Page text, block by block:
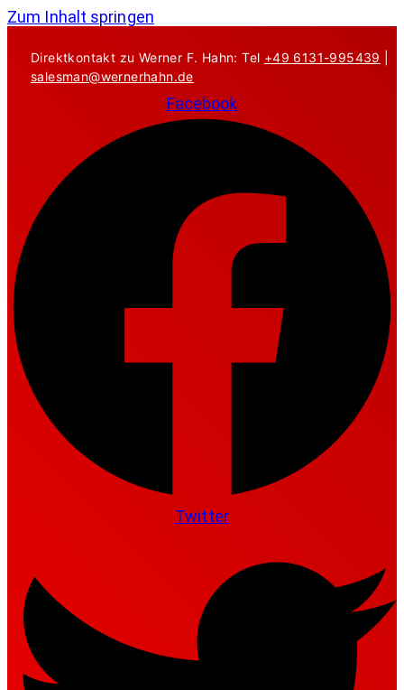
Zum Inhalt springen
Direktkontakt zu Werner F. Hahn: Tel +49 6131-995439
salesman@wernerhahn.de
Facebook
Twitter